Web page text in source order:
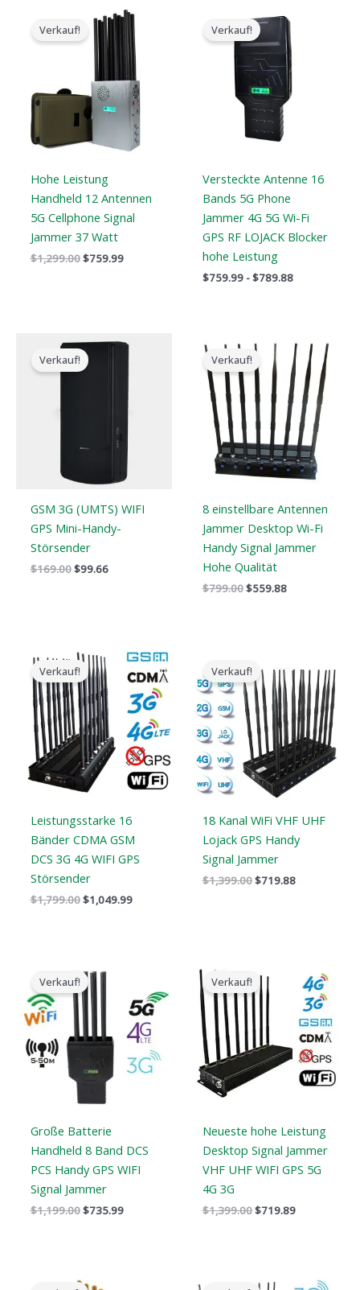
Verkauf!
Hohe Leistung
Handheld 12 Antennen
5G Cellphone Signal
Jammer 37 Watt
$1,299.00
ursprüngliche
Preis
war:
$1,299.00.
$759.99
Der
aktuelle
Preis
ist:
$759.99.
Verkauf!
Versteckte Antenne 16
Bands 5G Phone
Jammer 4G 5G Wi-Fi
GPS RF LOJACK Blocker
hohe Leistung
$759.99 -$789.88
Verkauf!
GSM 3G (UMTS) WIFI
GPS Mini-Handy-
Störsender
$169.00
Der
ursprüngliche
Preis
$99.66
Der
$99.66.
Verkauf!
8 einstellbare Antennen
Jammer Desktop Wi-Fi
Handy Signal Jammer
Hohe Qualität
$799.00
ursprüngliche
Preis
war:
$799.00.
$559.88
aktuelle
Preis
ist:
$559.88.
Verkauf!
Leistungsstarke 16
Bänder CDMA GSM
DCS 3G 4G WIFI GPS
Störsender
$1,799.00
Der
ursprüngliche
Preis
war:
$1,799.00.
$1,049.99
Der
aktuelle
Preis
ist:
$1,049.99.
Verkauf!
18 Kanal WiFi VHF UHF
Lojack GPS Handy
Signal Jammer
$1,399.00
Preis
war:
$1,399.00.
$719.88
Preis
ist:
$719.88.
Verkauf!
Große Batterie
Handheld 8 Band DCS
PCS Handy GPS WIFI
Signal Jammer
$1,199.00
ursprüngliche
Preis
war:
$1,199.00.
$735.99
ist:
$735.99.
Verkauf!
Neueste hohe Leistung
Desktop Signal Jammer
VHF UHF WIFI GPS 5G
4G 3G
$1,399.00
ursprüngliche
Preis
war:
$1,399.00.
$719.89
aktuelle
Preis
ist:
$719.89.
ursprüngliche
ursprüngliche
aktuelle